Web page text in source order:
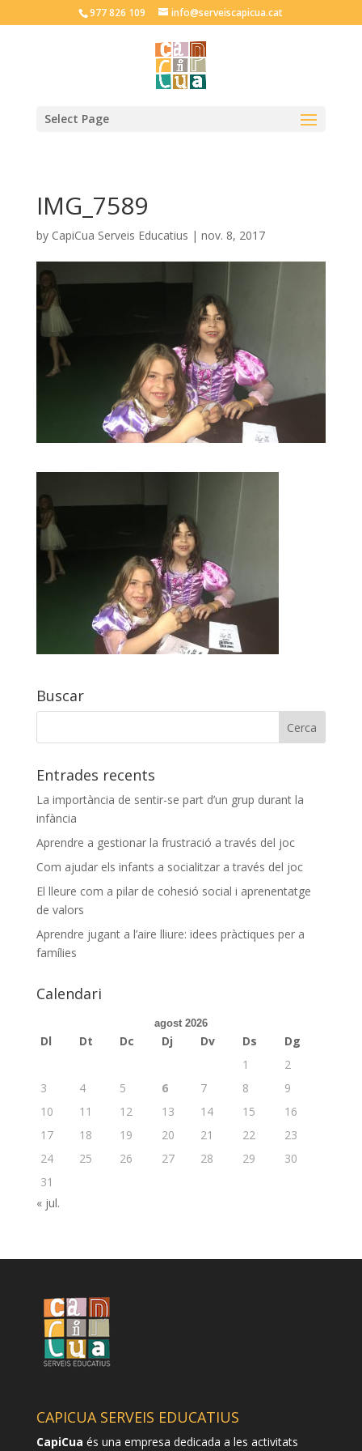
977 826 109 info@serveiscapicua.cat
Select Page
IMG_7589
by CapiCua Serveis Educatius | nov. 8, 2017
Buscar
Entrades recents
La importància de sentir-se part d’un grup durant la
infància
Aprendre a gestionar la frustració a través del joc
Com ajudar els infants a socialitzar a través del joc
El lleure com a pilar de cohesió social i aprenentatge
de valors
Aprendre jugant a l’aire lliure: idees pràctiques per a
famílies
Calendari
agost 2026
Dl Dt Dc Dj Dv Ds
Dg
1
2
3
4 5 6 7 8
9
10
11 12 13 14 15
16
17
18 19 20 21 22
23
24
25 26 27 28 29
30
31
« jul.
CAPICUA SERVEIS EDUCATIUS
CapiCua és una empresa dedicada a les activitats